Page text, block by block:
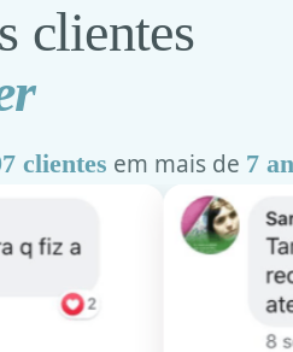
clientes
clientes em mais de 7